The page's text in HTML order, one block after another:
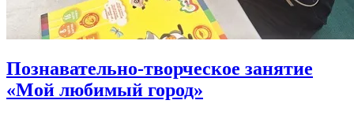
Познавательно-творческое занятие
«Мой любимый город»